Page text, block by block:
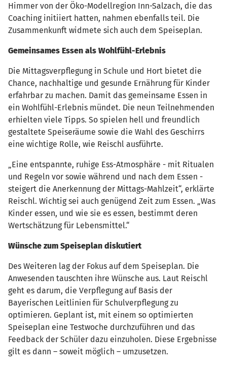
Himmer von der Öko-Modellregion Inn-Salzach, die das
Coaching initiiert hatten, nahmen ebenfalls teil. Die
Zusammenkunft widmete sich auch dem Speiseplan.
Gemeinsames Essen als Wohlfühl-Erlebnis
Die Mittagsverpflegung in Schule und Hort bietet die
Chance, nachhaltige und gesunde Ernährung für Kinder
erfahrbar zu machen. Damit das gemeinsame Essen in
ein Wohlfühl-Erlebnis mündet. Die neun Teilnehmenden
erhielten viele Tipps. So spielen hell und freundlich
gestaltete Speiseräume sowie die Wahl des Geschirrs
eine wichtige Rolle, wie Reischl ausführte.
„Eine entspannte, ruhige Ess-Atmosphäre - mit Ritualen
und Regeln vor sowie während und nach dem Essen -
steigert die Anerkennung der Mittags-Mahlzeit“, erklärte
Reischl. Wichtig sei auch genügend Zeit zum Essen. „Was
Kinder essen, und wie sie es essen, bestimmt deren
Wertschätzung für Lebensmittel.“
Wünsche zum Speiseplan diskutiert
Des Weiteren lag der Fokus auf dem Speiseplan. Die
Anwesenden tauschten ihre Wünsche aus. Laut Reischl
geht es darum, die Verpflegung auf Basis der
Bayerischen Leitlinien für Schulverpflegung zu
optimieren. Geplant ist, mit einem so optimierten
Speiseplan eine Testwoche durchzuführen und das
Feedback der Schüler dazu einzuholen. Diese Ergebnisse
gilt es dann – soweit möglich – umzusetzen.